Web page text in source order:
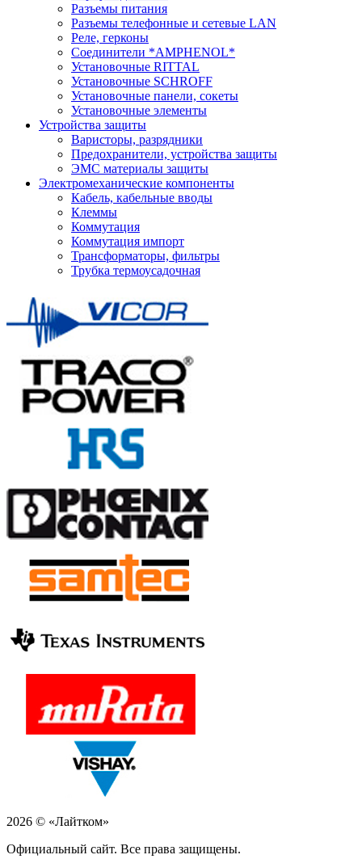
Разъемы питания
Разъемы телефонные и сетевые LAN
Реле, герконы
Соединители *AMPHENOL*
Установочные RITTAL
Установочные SCHROFF
Установочные панели, сокеты
Установочные элементы
Устройства защиты
Варисторы, разрядники
Предохранители, устройства защиты
ЭМС материалы защиты
Электромеханические компоненты
Кабель, кабельные вводы
Клеммы
Коммутация
Коммутация импорт
Трансформаторы, фильтры
Трубка термоусадочная
2026 © «Лайтком»
Официальный сайт. Все права защищены.